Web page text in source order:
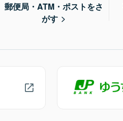
郵便局・ATM・ポストをさ
がす